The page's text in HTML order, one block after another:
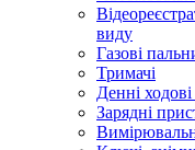
виду
Газові
Тримачі
Денні ходові
Зарядні